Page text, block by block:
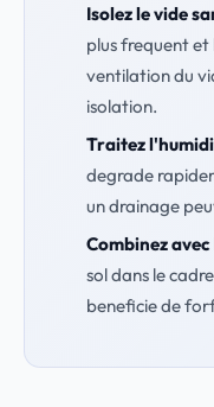
Isolez le vide
plus frequent et
ventilation du
isolation.
Traitez
degrade
un drainage
Combinez
sol dans le
beneficie de